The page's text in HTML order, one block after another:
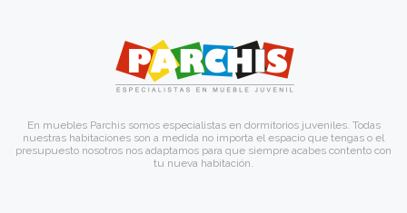
En muebles Parchis somos especialistas en dormitorios juveniles. Todas
nuestras habitaciones son a medida no importa el espacio que tengas o el
presupuesto nosotros nos adaptamos para que siempre acabes contento con
tu nueva habitación.